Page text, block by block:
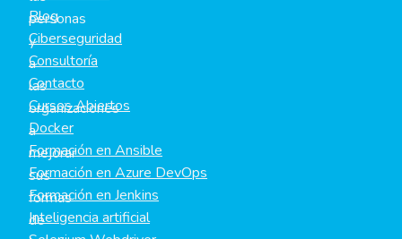
personas
y
a
las
organizaciones
a
mejorar
sus
formas
de
Blog
Ciberseguridad
Consultoría
Contacto
Cursos Abiertos
Docker
Formación en Ansible
Formación en Azure DevOps
Formación en Jenkins
Inteligencia artificial